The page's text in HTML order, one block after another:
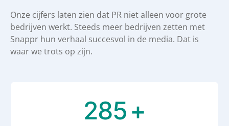
Onze cijfers laten zien dat PR niet alleen voor grote
bedrijven werkt. Steeds meer bedrijven zetten met
Snappr hun verhaal succesvol in de media. Dat is
waar we trots op zijn.
300+